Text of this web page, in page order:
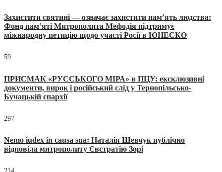
Захистити святині — означає захистити пам’ять людства:
Фонд пам’яті Митрополита Мефодія підтримує
міжнародну петицію щодо участі Росії в ЮНЕСКО
59
ПРИСМАК «РУССЬКОГО МІРА» в ПЦУ: ексклюзивні
документи, вирок і російський слід у Тернопільсько-
Бучацькій єпархії
297
Nemo iudex in causa sua: Наталія Шевчук публічно
відповіла митрополиту Євстратію Зорі